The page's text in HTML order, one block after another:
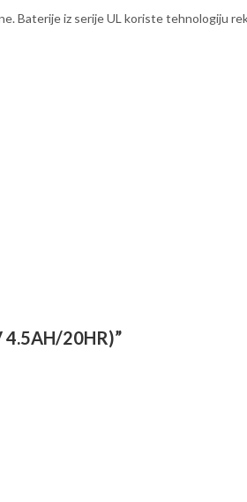
Baterije iz serije UL koriste tehnologiju
20HR)”